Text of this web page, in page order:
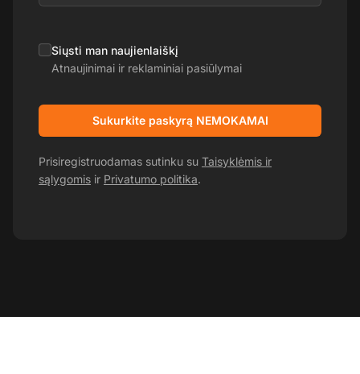
Siųsti man naujienlaiškį
Atnaujinimai ir reklaminiai pasiūlymai
Sukurkite paskyrą NEMOKAMAI
Prisiregistruodamas sutinku su Taisyklėmis ir
sąlygomis ir Privatumo politika.